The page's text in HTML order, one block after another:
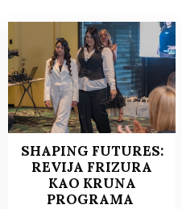
SHAPING FUTURES:
REVIJA FRIZURA
KAO KRUNA
PROGRAMA